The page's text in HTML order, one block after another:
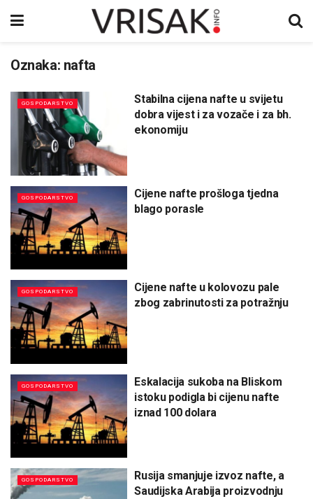
Oznaka: nafta
GOSPODARSTVO
Stabilna cijena nafte u svijetu
dobra vijest i za vozače i za bh.
ekonomiju
GOSPODARSTVO
Cijene nafte prošloga tjedna
blago porasle
GOSPODARSTVO
Cijene nafte u kolovozu pale
zbog zabrinutosti za potražnju
GOSPODARSTVO
Eskalacija sukoba na Bliskom
istoku podigla bi cijenu nafte
iznad 100 dolara
GOSPODARSTVO
Rusija smanjuje izvoz nafte, a
Saudijska Arabija proizvodnju